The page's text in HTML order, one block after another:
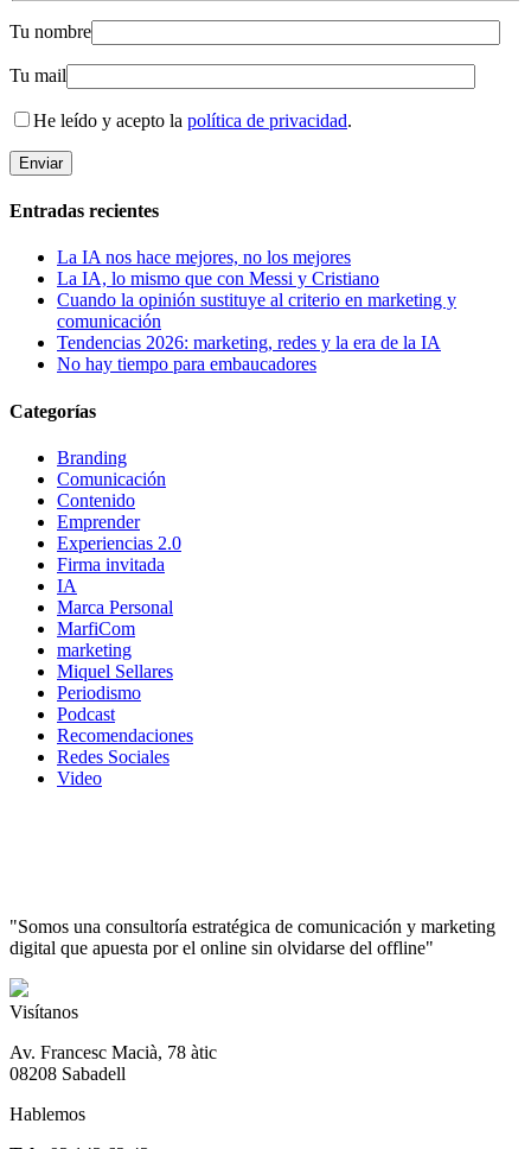
Tu nombre
Tu mail
He leído y acepto la política de privacidad.
Entradas recientes
La IA nos hace mejores, no los mejores
La IA, lo mismo que con Messi y Cristiano
Cuando la opinión sustituye al criterio en marketing y
comunicación
Tendencias 2026: marketing, redes y la era de la IA
No hay tiempo para embaucadores
Categorías
Branding
Comunicación
Contenido
Emprender
Experiencias 2.0
Firma invitada
IA
Marca Personal
MarfiCom
marketing
Miquel Sellares
Periodismo
Podcast
Recomendaciones
Redes Sociales
Video
"Somos una consultoría estratégica de comunicación y marketing
digital que apuesta por el online sin olvidarse del offline"
Visítanos
Av. Francesc Macià, 78 àtic
08208 Sabadell
Hablemos